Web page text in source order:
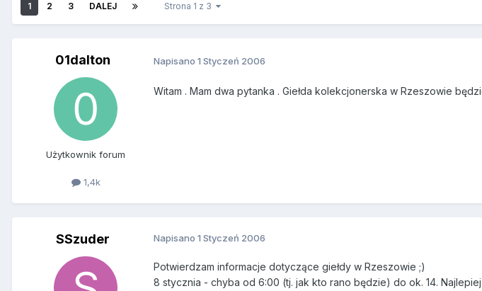
1 2 3 DALEJ Strona 1 z 3
01dalton
Użytkownik forum
1,4k
Napisano 1 Styczeń 2006
Witam . Mam dwa pytanka . Giełda kolekcjonerska w Rzeszowie
SSzuder Napisano 1 Styczeń 2006
Potwierdzam informacje dotyczące giełdy w Rzeszowie ;)
8 stycznia - chyba od 6:00 (tj. jak kto rano będzie) do ok. 14.